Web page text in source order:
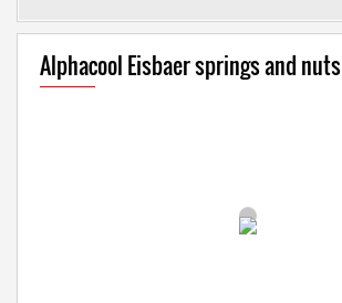
Alphacool Eisbaer springs and nuts